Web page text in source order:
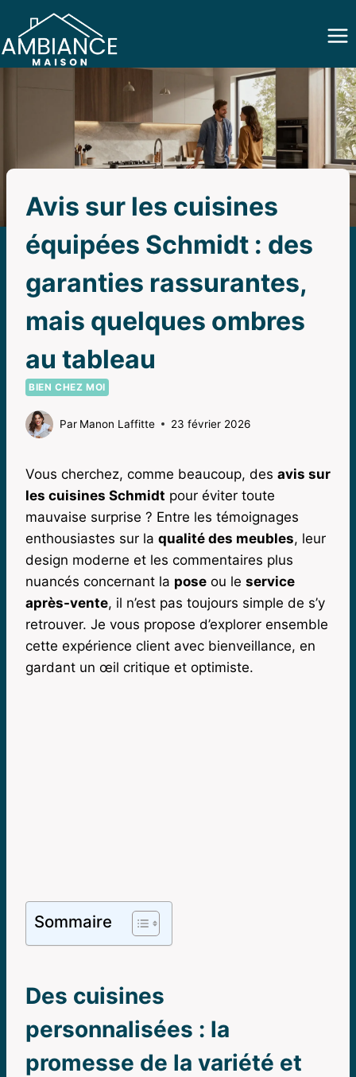
contenu
Avis sur les cuisines
équipées Schmidt : des
garanties rassurantes,
mais quelques ombres
au tableau
BIEN CHEZ MOI
Par Manon Laffitte 23 février 2026
Vous cherchez, comme beaucoup, des avis sur
les cuisines Schmidt pour éviter toute
mauvaise surprise ? Entre les témoignages
enthousiastes sur la qualité des meubles, leur
design moderne et les commentaires plus
nuancés concernant la pose ou le service
après-vente, il n’est pas toujours simple de s’y
retrouver. Je vous propose d’explorer ensemble
cette expérience client avec bienveillance, en
gardant un œil critique et optimiste.
Sommaire
Des cuisines
personnalisées : la
promesse de la variété et